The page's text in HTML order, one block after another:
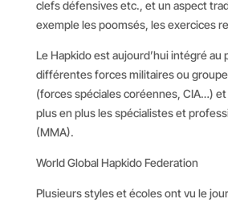
clefs défensives etc., et un aspect
exemple les poomsés, les exercices
Le Hapkido est aujourd’hui intégré au
différentes forces militaires ou
(forces spéciales coréennes, CIA…)
plus en plus les spécialistes et
(MMA).
World Global Hapkido Federation
Plusieurs styles et écoles ont vu le